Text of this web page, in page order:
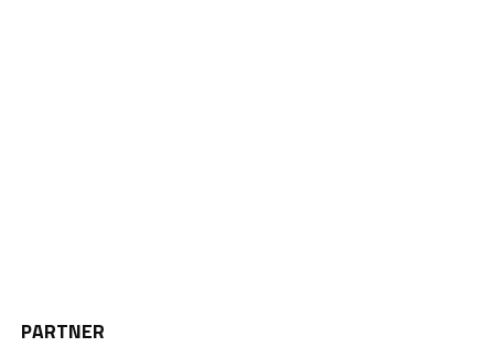
PARTNER